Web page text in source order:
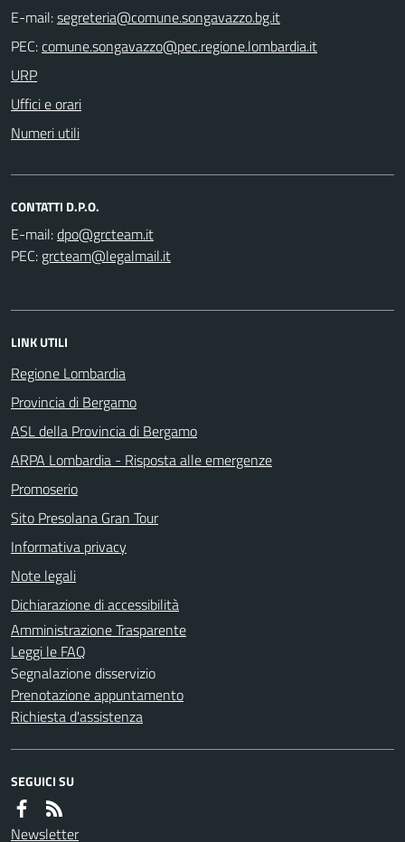
E-mail:
PEC:
URP
Uffici e orari
Numeri utili
CONTATTI D.P.O.
E-mail:
PEC:
LINK UTILI
Regione Lombardia
Provincia di Bergamo
ASL della Provincia di Bergamo
ARPA Lombardia - Risposta alle emergenze
Promoserio
Sito Presolana Gran Tour
Informativa privacy
Note legali
Dichiarazione di accessibilità
Amministrazione Trasparente
Leggi le FAQ
Segnalazione disservizio
Prenotazione appuntamento
Richiesta d'assistenza
SEGUICI SU
Newsletter